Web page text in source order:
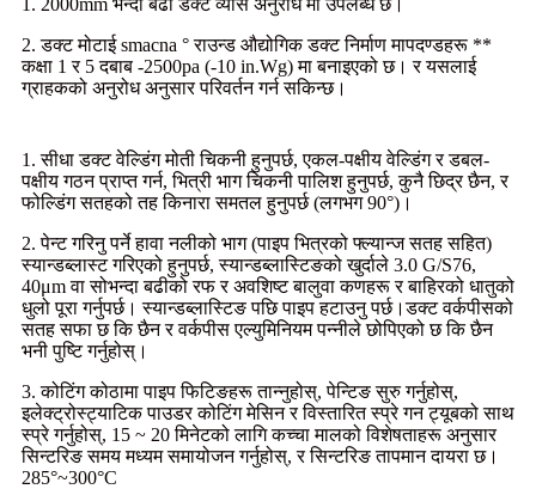
2. डक्ट मोटाई smacna ° राउन्ड औद्योगिक डक्ट निर्माण मापदण्डहरू **
कक्षा 1 र 5 दबाब -2500pa (-10 in.Wg) मा बनाइएको छ। र यसलाई
ग्राहकको अनुरोध अनुसार परिवर्तन गर्न सकिन्छ।
1. सीधा डक्ट वेल्डिंग मोती चिकनी हुनुपर्छ, एकल-पक्षीय वेल्डिंग र डबल-
पक्षीय गठन प्राप्त गर्न, भित्री भाग चिकनी पालिश हुनुपर्छ, कुनै छिद्र छैन, र
फोल्डिंग सतहको तह किनारा समतल हुनुपर्छ (लगभग 90°)।
2. पेन्ट गरिनु पर्ने हावा नलीको भाग (पाइप भित्रको फ्ल्यान्ज सतह सहित)
स्यान्डब्लास्ट गरिएको हुनुपर्छ, स्यान्डब्लास्टिङको खुर्दाले 3.0 G/S76,
40μm वा सोभन्दा बढीको रफ र अवशिष्ट बालुवा कणहरू र बाहिरको धातुको
धुलो पूरा गर्नुपर्छ। स्यान्डब्लास्टिङ पछि पाइप हटाउनु पर्छ।डक्ट वर्कपीसको
सतह सफा छ कि छैन र वर्कपीस एल्युमिनियम पन्नीले छोपिएको छ कि छैन
भनी पुष्टि गर्नुहोस्।
3. कोटिंग कोठामा पाइप फिटिङहरू तान्नुहोस्, पेन्टिङ सुरु गर्नुहोस्,
इलेक्ट्रोस्ट्याटिक पाउडर कोटिंग मेसिन र विस्तारित स्प्रे गन ट्यूबको साथ
स्प्रे गर्नुहोस्, 15 ~ 20 मिनेटको लागि कच्चा मालको विशेषताहरू अनुसार
सिन्टरिङ समय मध्यम समायोजन गर्नुहोस्, र सिन्टरिङ तापमान दायरा छ।
285°~300°C